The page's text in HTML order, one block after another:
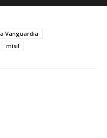
Vanguardia
misil